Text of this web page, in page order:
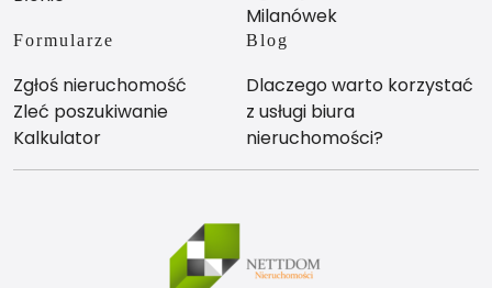
Milanówek
Formularze
Zgłoś nieruchomość
Zleć poszukiwanie
Kalkulator
Blog
Dlaczego warto korzystać
z usługi biura
nieruchomości?